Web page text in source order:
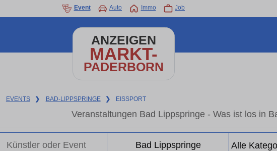
Event Auto Immo Job
ANZEIGEN
MARKT-
PADERBORN
EVENTS ❯ BAD-LIPPSPRINGE ❯ EISSPORT
Veranstaltungen Bad Lippspringe - Was ist los in